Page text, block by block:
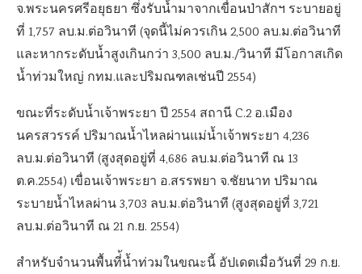
จ.พระนครศรีอยุธยา ซึ่งรับน้ำมาจากเขื่อนป่าสักฯ ระบายอยู่
ที่ 1,757 ลบ.ม.ต่อวินาที (จุดนี้ไม่ควรเกิน 2,500 ลบ.ม.ต่อวินาที
และหากระดับน้ำสูงเกินกว่า 3,500 ลบ.ม./วินาที มีโอกาสเกิด
น้ำท่วมใหญ่ กทม.และปริมณฑลเช่นปี 2554)
ขณะที่ระดับน้ำเจ้าพระยา ปี 2554 สถานี C.2 อ.เมือง
นครสวรรค์ ปริมาณน้ำไหลผ่านแม่น้ำเจ้าพระยา 4,236
ลบ.ม.ต่อวินาที (สูงสุดอยู่ที่ 4,686 ลบ.ม.ต่อวินาที ณ 13
ต.ค.2554) เขื่อนเจ้าพระยา อ.สรรพยา จ.ชัยนาท ปริมาณ
ระบายน้ำไหลผ่าน 3,703 ลบ.ม.ต่อวินาที (สูงสุดอยู่ที่ 3,721
ลบ.ม.ต่อวินาที ณ 21 ก.ย. 2554)
สำหรับจำนวนพื้นที่้น้ำท่วมในขณะนี้ อัปเดตเมื่อวันที่ 29 ก.ย.